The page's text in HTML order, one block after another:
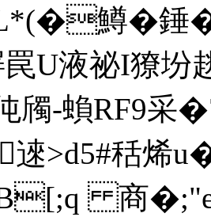
鱒� 錘
罠U液祕I獠坋
斶-蝜
逨>d5#秳
B[;q 商